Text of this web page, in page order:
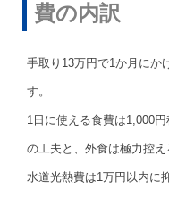
費の内訳
手取り13万円で1か月にか
す。
1日に使える食費は1,000
の工夫と、外食は極力控え
水道光熱費は1万円以内に